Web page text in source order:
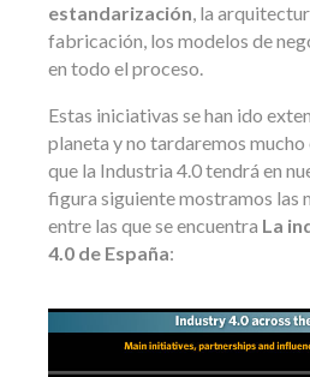
estandarización, la
fabricación, los modelos de
en todo el proceso.
Estas iniciativas se han ido
planeta y no tardaremos mucho
que la Industria 4.0 tendrá en
figura siguiente mostramos las
entre las que se encuentra La
4.0 de España: